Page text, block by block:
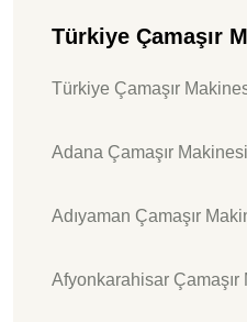
Türkiye Çamaşır
Türkiye Çamaşır
Adana Çamaşır
Adıyaman Çamaşır
Afyonkarahisar